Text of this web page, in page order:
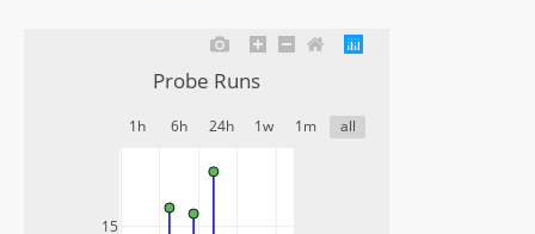
15
1h 6h 24h 1w 1m all
Probe Runs